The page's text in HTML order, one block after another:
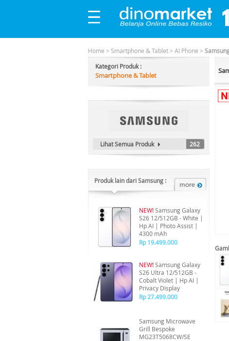
Home > Smartphone & Tablet> AI Phone >
Kategori Produk :
Smartphone & Tablet
Lihat Semua Produk 262
Produk lain dari Samsung :
NEW!Samsung Galaxy
S26 12/512GB - White |
Hp AI | Photo Assist |
4300 mAh
Rp 19.499.000
NEW!Samsung Galaxy
S26 Ultra 12/512GB -
Cobalt Violet | Hp AI |
Privacy Display
Rp 27.499.000
Samsung Microwave
Grill Bespoke
MG23T5068CW/SE